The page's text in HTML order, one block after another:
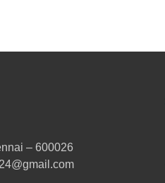
– 600026